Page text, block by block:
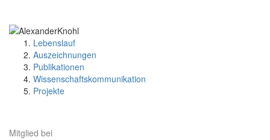
Lebenslauf
Auszeichnungen
Publikationen
Wissenschaftskommunikation
Projekte
Mitglied bei